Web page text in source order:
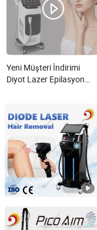
Yeni Müşteri İndirimi
Diyot Lazer Epilasyon
1200W Lazer Epilasyonu
nedir?
Beijing DALI Beauty
Beijing, China
Beijing DALI Beauty